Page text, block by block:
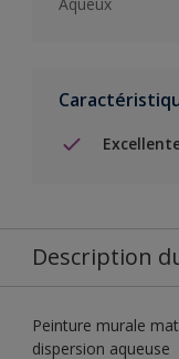
Description
Peinture murale
dispersion aqueuse